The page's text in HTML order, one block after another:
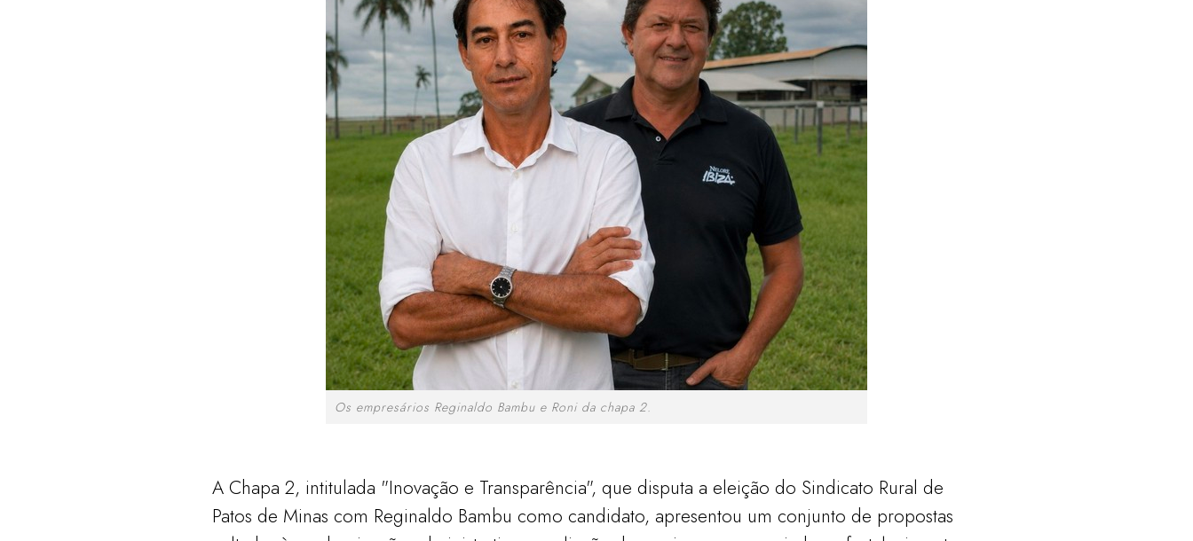
Os empresários Reginaldo Bambu e Roni da chapa 2.
A Chapa 2, intitulada "Inovação e Transparência", que disputa a eleição do Sindicato Rural de
Patos de Minas com Reginaldo Bambu como candidato, apresentou um conjunto de propostas